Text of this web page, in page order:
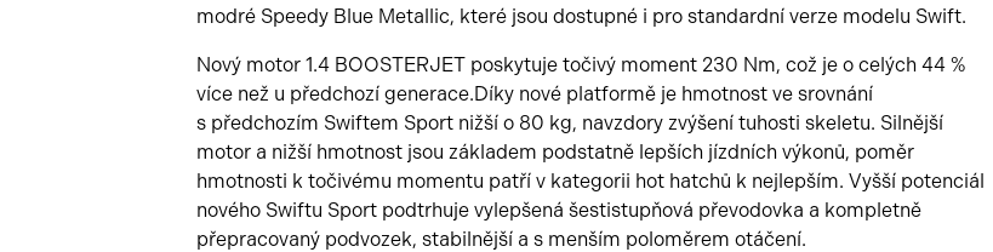
modré Speedy Blue Metallic, které jsou dostupné i pro standardní verze modelu Swift.
Nový motor 1.4 BOOSTERJET poskytuje točivý moment 230 Nm, což je o celých 44 %
více než u předchozí generace.Díky nové platformě je hmotnost ve srovnání
s předchozím Swiftem Sport nižší o 80 kg, navzdory zvýšení tuhosti skeletu. Silnější
motor a nižší hmotnost jsou základem podstatně lepších jízdních výkonů, poměr
hmotnosti k točivému momentu patří v kategorii hot hatchů k nejlepším. Vyšší potenciál
nového Swiftu Sport podtrhuje vylepšená šestistupňová převodovka a kompletně
přepracovaný podvozek, stabilnější a s menším poloměrem otáčení.